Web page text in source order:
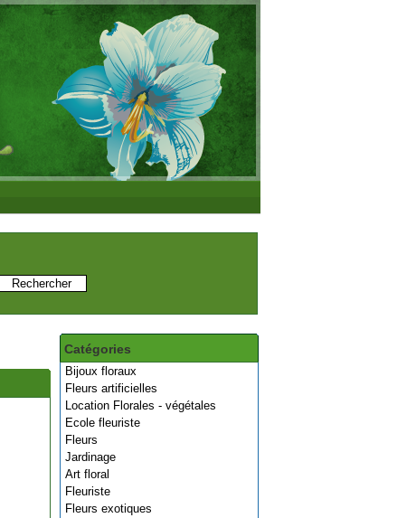
Catégories
Bijoux floraux
Fleurs artificielles
Location Florales - végétales
Ecole fleuriste
Fleurs
Jardinage
Art floral
Fleuriste
Fleurs exotiques